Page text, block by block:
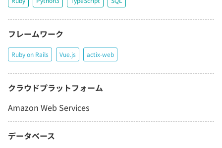
フレームワーク
Ruby on Rails Vue.js actix-web
クラウドプラットフォーム
Amazon Web Services
データベース